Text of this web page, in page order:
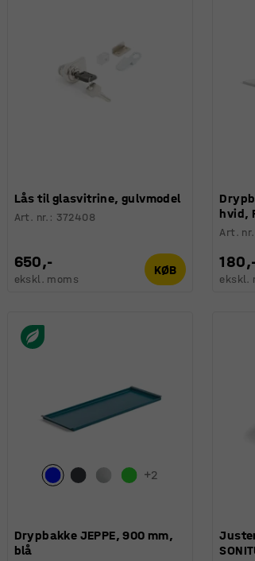
Lås til glasvitrine, gulvmodel
Art. nr. : 372408
650,-
ekskl. moms
KØB
hvid,
Art. nr.
ekskl.
+2
Drypbakke JEPPE, 900 mm,
blå